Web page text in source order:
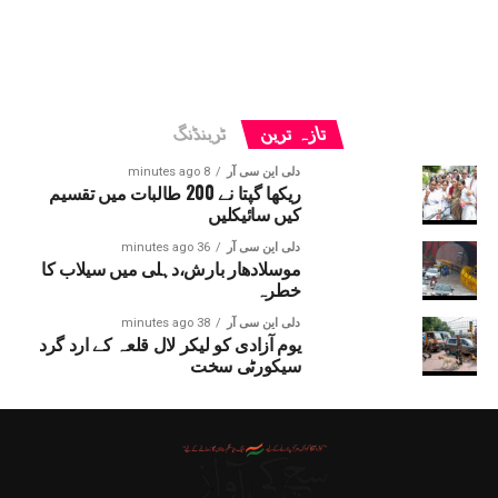
تازہ ترین ٹرینڈنگ
دلی این سی آر 8 minutes ago
ریکھا گپتا نے 200 طالبات میں تقسیم
کیں سائیکلیں
دلی این سی آر 36 minutes ago
موسلادھار بارش،دہلی میں سیلاب کا
خطرہ
دلی این سی آر 38 minutes ago
یوم آزادی کو لیکر لال قلعہ کے ارد گرد
سیکورٹی سخت